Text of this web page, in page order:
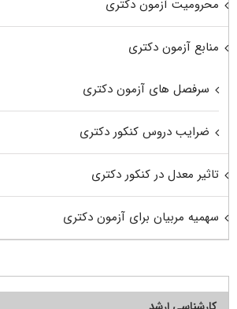
محرومیت آزمون دکتری
منابع آزمون دکتری
سرفصل های آزمون دکتری
ضرایب دروس کنکور دکتری
تاثیر معدل در کنکور دکتری
سهمیه مربیان برای آزمون دکتری